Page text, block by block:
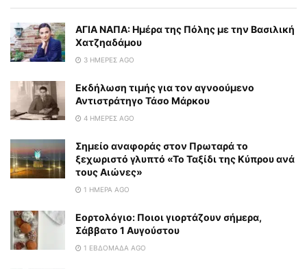
ΑΓΙΑ ΝΑΠΑ: Ημέρα της Πόλης με την Βασιλική
Χατζηαδάμου
3 ΗΜΈΡΕΣ AGO
Εκδήλωση τιμής για τον αγνοούμενο
Αντιστράτηγο Τάσο Μάρκου
4 ΗΜΈΡΕΣ AGO
Σημείο αναφοράς στον Πρωταρά το
ξεχωριστό γλυπτό «Το Ταξίδι της Κύπρου ανά
τους Αιώνες»
1 ΗΜΈΡΑ AGO
Εορτολόγιο: Ποιοι γιορτάζουν σήμερα,
Σάββατο 1 Αυγούστου
1 ΕΒΔΟΜΆΔΑ AGO